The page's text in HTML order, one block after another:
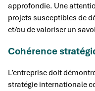
approfondie. Une
projets susceptibles de
et/ou de valoriser un
Cohérence
L’entreprise doit
stratégie internationale